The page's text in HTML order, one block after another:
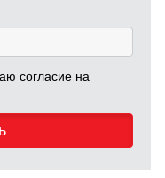
согласие на